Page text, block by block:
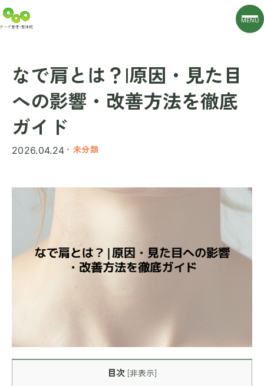
MENU
なで肩とは？|原因・見た目
への影響・改善方法を徹底
ガイド
2026.04.24 ・未分類
目次 [非表示]